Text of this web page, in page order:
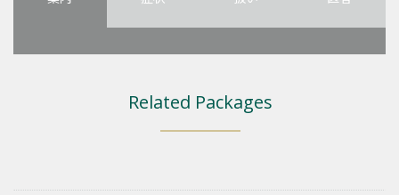
Related Packages